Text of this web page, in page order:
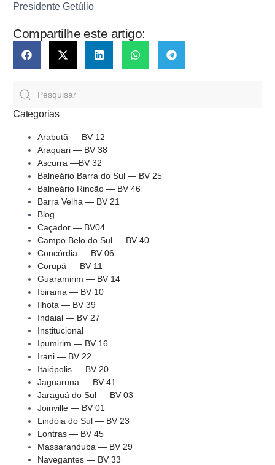
Presidente Getúlio
Compartilhe este artigo:
Categorias
Arabutã — BV 12
Araquari — BV 38
Ascurra —BV 32
Balneário Barra do Sul — BV 25
Balneário Rincão — BV 46
Barra Velha — BV 21
Blog
Caçador — BV04
Campo Belo do Sul — BV 40
Concórdia — BV 06
Corupá — BV 11
Guaramirim — BV 14
Ibirama — BV 10
Ilhota — BV 39
Indaial — BV 27
Institucional
Ipumirim — BV 16
Irani — BV 22
Itaiópolis — BV 20
Jaguaruna — BV 41
Jaraguá do Sul — BV 03
Joinville — BV 01
Lindóia do Sul — BV 23
Lontras — BV 45
Massaranduba — BV 29
Navegantes — BV 33